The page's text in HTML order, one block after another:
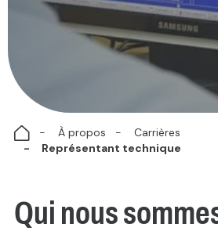
À propos
Carrières
Représentant technique
Qui nous